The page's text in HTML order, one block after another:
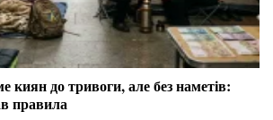
до тривоги, але без наметів:
правила